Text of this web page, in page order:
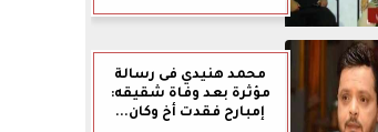
محمد هنيدي فى رسالة
مؤثرة بعد وفاة شقيقه:
إمبارح فقدت أخ وكان...